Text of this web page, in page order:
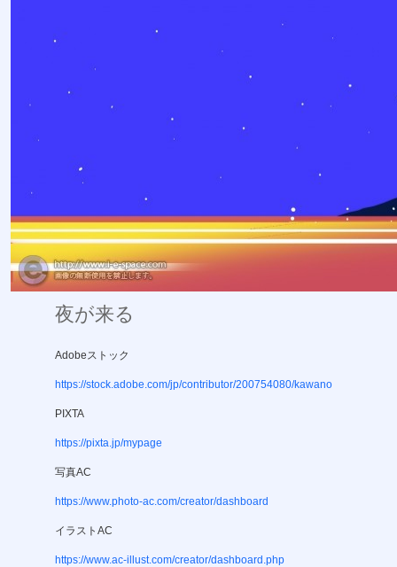
夜が来る
Adobeストック
https://stock.adobe.com/jp/contributor/200754080/kawano
PIXTA
https://pixta.jp/mypage
写真AC
https://www.photo-ac.com/creator/dashboard
イラストAC
https://www.ac-illust.com/creator/dashboard.php